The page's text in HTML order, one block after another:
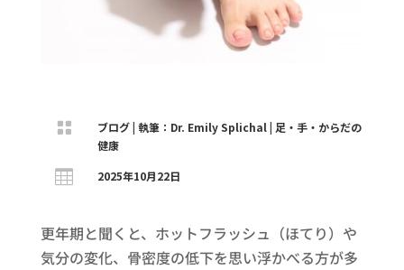
 ブログ| 執筆：Dr. Emily Splichal| 足・手・からだの
健康
 2025年10月22日
更年期と聞くと、ホットフラッシュ（ほてり）や
気分の変化、骨密度の低下を思い浮かべる方が多